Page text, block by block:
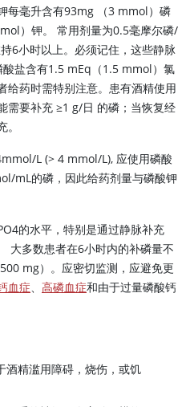
每毫升含有93mg （3 mmol）磷
）钾。 常用剂量为0.5毫摩尔磷/
6小时以上。必须记住，这些静脉
盐含有1.5 mEq（1.5 mmol）氯
给药时需特别注意。患有酒精使用
需要补充 ≥1 g/日 的磷；当恢复经
L (> 4 mmol/L), 应使用磷酸
mL的磷，因此给药剂量与磷酸钾
的水平，特别是通过静脉补充
大多数患者在6小时内的补磷量不
mg）。应密切监测，应避免更
血症、 高磷血症和由于过量磷酸钙
酒精滥用障碍，烧伤，或饥